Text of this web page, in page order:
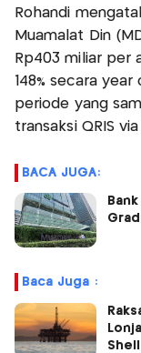
Rohandi
Muamalat Din
Rp403 miliar per
148% secara
periode yang
transaksi QRIS
BACA JUGA:
Baca Juga :